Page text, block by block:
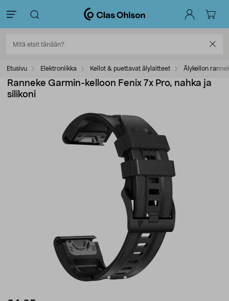
Etusivu Elektroniikka Kellot & puettavat älylaitteet Älykellon
Ranneke Garmin-kelloon Fenix 7x Pro, nahka ja
silikoni